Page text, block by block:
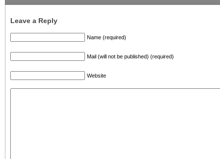
Leave a Reply
Name (required)
Mail (will not be published) (required)
Website